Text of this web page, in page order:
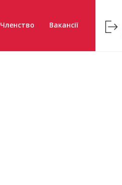
Членство Вакансії